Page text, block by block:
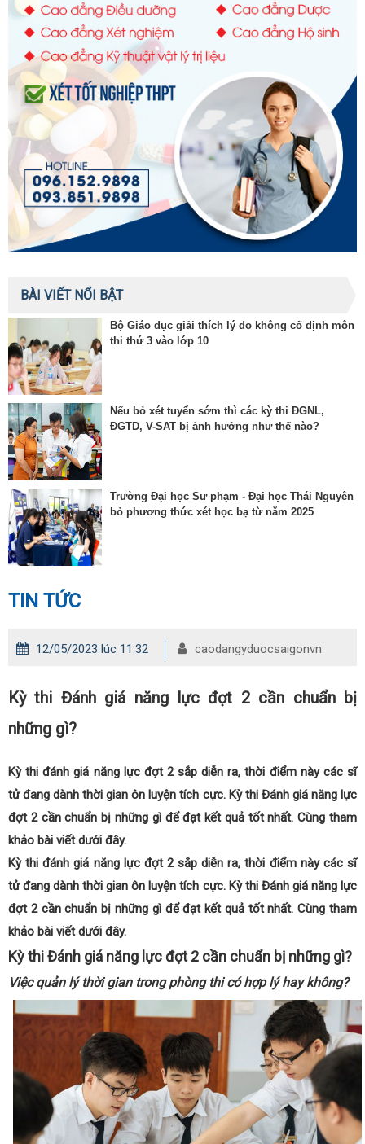
BÀI VIẾT NỔI BẬT
Bộ Giáo dục giải thích lý do không cố định môn
thi thứ 3 vào lớp 10
Nếu bỏ xét tuyển sớm thì các kỳ thi ĐGNL,
ĐGTD, V-SAT bị ảnh hưởng như thế nào?
Trường Đại học Sư phạm - Đại học Thái Nguyên
bỏ phương thức xét học bạ từ năm 2025
TIN TỨC
12/05/2023 lúc 11:32 caodangyduocsaigonvn
Kỳ thi Đánh giá năng lực đợt 2 cần chuẩn bị
những gì?
Kỳ thi đánh giá năng lực đợt 2 sắp diễn ra, thời điểm này các sĩ
tử đang dành thời gian ôn luyện tích cực. Kỳ thi Đánh giá năng lực
đợt 2 cần chuẩn bị những gì để đạt kết quả tốt nhất. Cùng tham
khảo bài viết dưới đây.
Kỳ thi đánh giá năng lực đợt 2 sắp diễn ra, thời điểm này các sĩ
tử đang dành thời gian ôn luyện tích cực. Kỳ thi Đánh giá năng lực
đợt 2 cần chuẩn bị những gì để đạt kết quả tốt nhất. Cùng tham
khảo bài viết dưới đây.
Kỳ thi Đánh giá năng lực đợt 2 cần chuẩn bị những gì?
Việc quản lý thời gian trong phòng thi có hợp lý hay không?